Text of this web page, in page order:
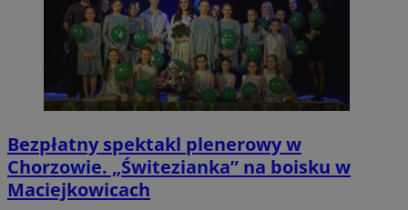
Bezpłatny spektakl plenerowy w
Chorzowie. „Świtezianka” na boisku w
Maciejkowicach